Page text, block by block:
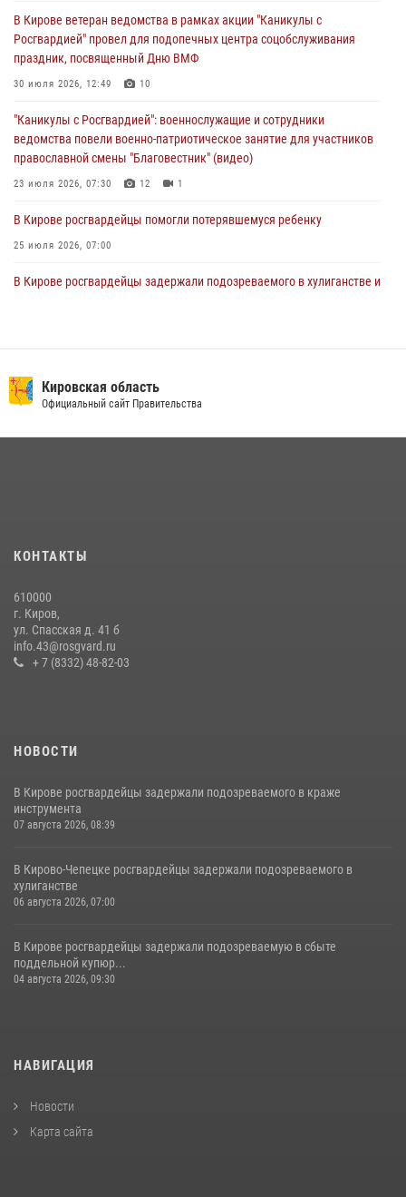
магазина
02 августа 2026, 07:00
1 августа – День дежурной службы войск национальной гвардии
01 августа 2026, 09:39
В Кирове ветеран ведомства в рамках акции "Каникулы с
Росгвардией" провел для подопечных центра соцобслуживания
праздник, посвященный Дню ВМФ
30 июля 2026, 12:49 10
"Каникулы с Росгвардией": военнослужащие и сотрудники
ведомства повели военно-патриотическое занятие для участников
православной смены "Благовестник" (видео)
23 июля 2026, 07:30 12 1
В Кирове росгвардейцы помогли потерявшемуся ребенку
25 июля 2026, 07:00
В Кирове росгвардейцы задержали подозреваемого в хулиганстве и
вневедомственную охрану и поступления в ведомственные вузы
22 июля 2026, 14:51 1 2
В День семьи, любви и верности в Омутнинском отделе
вневедомственной охраны Росгвардии поздравили будущих
молодоженов
08 июля 2026, 06:46
Кировская область
Официальный сайт Правительства
КОНТАКТЫ
610000
г. Киров,
ул. Спасская д. 41 б
info.43@rosgvard.ru
+ 7 (8332) 48-82-03
НОВОСТИ
В Кирове росгвардейцы задержали подозреваемого в краже
инструмента
07 августа 2026, 08:39
В Кирово-Чепецке росгвардейцы задержали подозреваемого в
хулиганстве
06 августа 2026, 07:00
В Кирове росгвардейцы задержали подозреваемую в сбыте
поддельной купюр...
04 августа 2026, 09:30
НАВИГАЦИЯ
Новости
Карта сайта